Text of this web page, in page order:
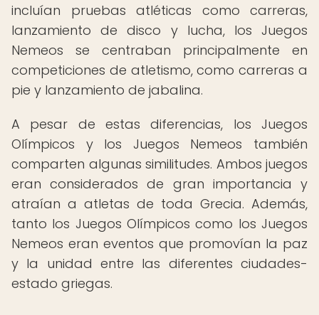
incluían pruebas atléticas como carreras,
lanzamiento de disco y lucha, los Juegos
Nemeos se centraban principalmente en
competiciones de atletismo, como carreras a
pie y lanzamiento de jabalina.
A pesar de estas diferencias, los Juegos
Olímpicos y los Juegos Nemeos también
comparten algunas similitudes. Ambos juegos
eran considerados de gran importancia y
atraían a atletas de toda Grecia. Además,
tanto los Juegos Olímpicos como los Juegos
Nemeos eran eventos que promovían la paz
y la unidad entre las diferentes ciudades-
estado griegas.